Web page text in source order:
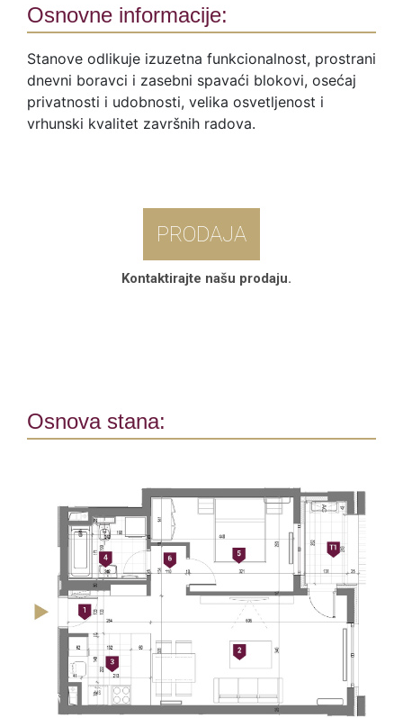
Osnovne informacije:
Stanove odlikuje izuzetna funkcionalnost, prostrani
dnevni boravci i zasebni spavaći blokovi, osećaj
privatnosti i udobnosti, velika osvetljenost i
vrhunski kvalitet završnih radova.
PRODAJA
Kontaktirajte našu prodaju.
Osnova stana: